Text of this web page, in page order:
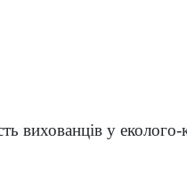
вихованців у